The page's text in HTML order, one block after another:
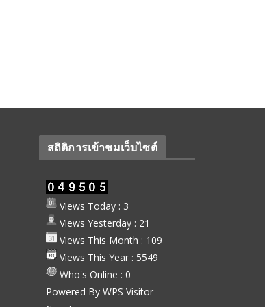
สถิติการเข้าชมเว็บไซต์
Views Today : 3
Views Yesterday : 21
Views This Month : 109
Views This Year : 5549
Who's Online : 0
Powered By WPS Visitor